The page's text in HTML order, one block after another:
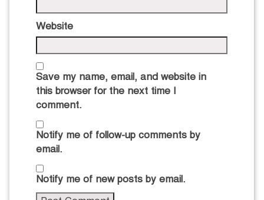
Website
Save my name, email, and website in
this browser for the next time I
comment.
Notify me of follow-up comments by
email.
Notify me of new posts by email.